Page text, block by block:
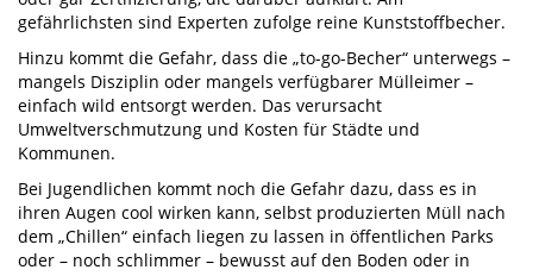
gefährlichsten sind Experten zufolge reine Kunststoffbecher.
Hinzu kommt die Gefahr, dass die „to-go-Becher“ unterwegs –
mangels Disziplin oder mangels verfügbarer Mülleimer –
einfach wild entsorgt werden. Das verursacht
Umweltverschmutzung und Kosten für Städte und
Kommunen.
Bei Jugendlichen kommt noch die Gefahr dazu, dass es in
ihren Augen cool wirken kann, selbst produzierten Müll nach
dem „Chillen“ einfach liegen zu lassen in öffentlichen Parks
oder – noch schlimmer – bewusst auf den Boden oder in